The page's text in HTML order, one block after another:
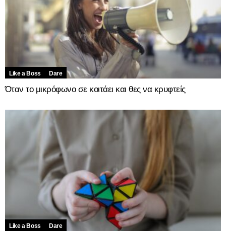
Like a Boss Dare
Όταν το μικρόφωνο σε κοιτάει και θες να κρυφτείς
Like a Boss Dare